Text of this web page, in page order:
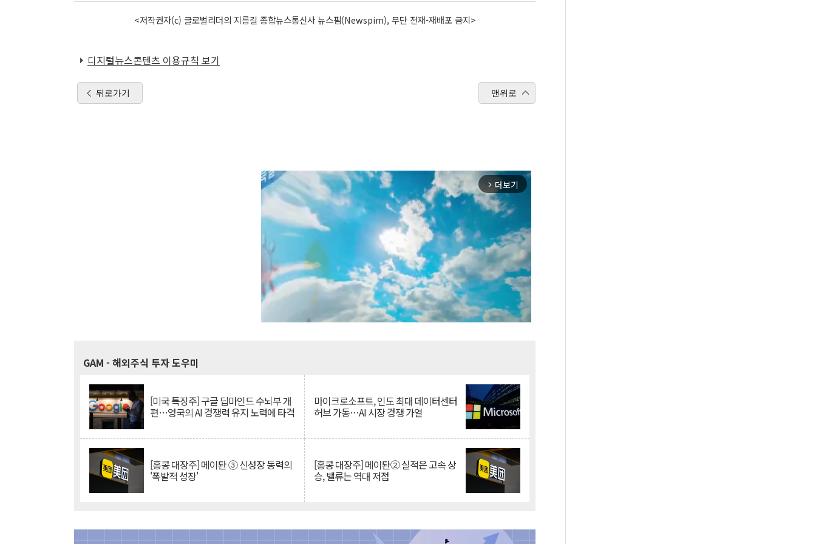
<저작권자(c) 글로벌리더의 지름길 종합뉴스통신사 뉴스핌(Newspim), 무단 전재-재배포 금지>
디지털뉴스콘텐츠 이용규칙 보기
뒤로가기 맨위로
arrow_forward_ios 더보기
GAM - 해외주식 투자 도우미
[미국 특징주] 구글 딥마인드 수뇌부 개
편…영국의 AI 경쟁력 유지 노력에 타격
마이크로소프트, 인도 최대 데이터센터
허브 가동…AI 시장 경쟁 가열
[홍콩 대장주] 메이퇀 ③ 신성장 동력의
'폭발적 성장'
[홍콩 대장주] 메이퇀② 실적은 고속 상
승, 밸류는 역대 저점